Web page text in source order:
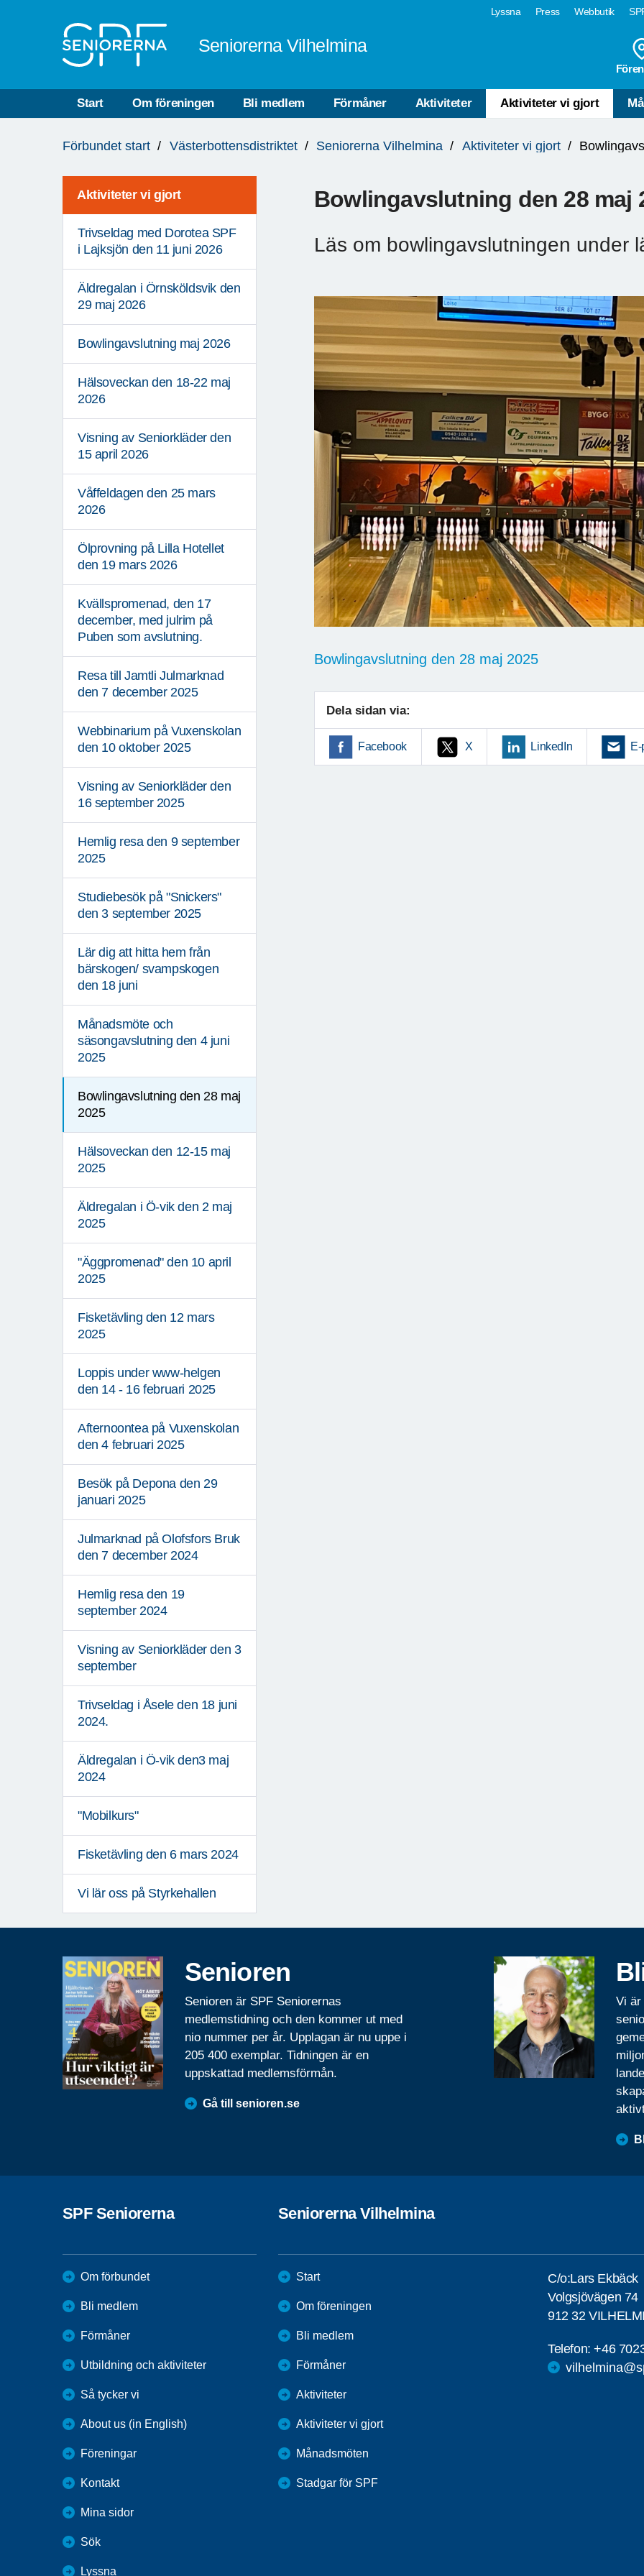
Lyssna Press Webbutik
Seniorerna Vilhelmina
Start Om föreningen Bli medlem Förmåner Aktiviteter Aktiviteter vi gjort
är
Förbundet start Västerbottensdistriktet Seniorerna Vilhelmina Aktiviteter vi gjort
Aktiviteter vi gjort
Trivseldag med Dorotea SPF
i Lajksjön den 11 juni 2026
Äldregalan i Örnsköldsvik den
29 maj 2026
Bowlingavslutning maj 2026
Hälsoveckan den 18-22 maj
2026
Visning av Seniorkläder den
15 april 2026
Våffeldagen den 25 mars
2026
Ölprovning på Lilla Hotellet
den 19 mars 2026
Kvällspromenad, den 17
december, med julrim på
Puben som avslutning.
Resa till Jamtli Julmarknad
den 7 december 2025
Webbinarium på Vuxenskolan
den 10 oktober 2025
Visning av Seniorkläder den
16 september 2025
Hemlig resa den 9 september
2025
Studiebesök på "Snickers"
den 3 september 2025
Lär dig att hitta hem från
bärskogen/ svampskogen
den 18 juni
Månadsmöte och
säsongavslutning den 4 juni
2025
Bowlingavslutning den 28 maj
2025
Hälsoveckan den 12-15 maj
2025
Äldregalan i Ö-vik den 2 maj
2025
"Äggpromenad" den 10 april
2025
Fisketävling den 12 mars
2025
Loppis under www-helgen
den 14 - 16 februari 2025
Afternoontea på Vuxenskolan
den 4 februari 2025
Besök på Depona den 29
januari 2025
Julmarknad på Olofsfors Bruk
den 7 december 2024
Hemlig resa den 19
september 2024
Visning av Seniorkläder den 3
september
Trivseldag i Åsele den 18 juni
2024.
Äldregalan i Ö-vik den3 maj
2024
"Mobilkurs"
Fisketävling den 6 mars 2024
Vi lär oss på Styrkehallen
Bowlingavslutning den 28 maj
Läs om bowlingavslutningen under
Bowlingavslutning den 28 maj 2025
Dela sidan via:
Facebook X LinkedIn
Senioren
Senioren är SPF Seniorernas
medlemstidning och den kommer ut med
nio nummer per år. Upplagan är nu uppe i
205 400 exemplar. Tidningen är en
uppskattad medlemsförmån.
Gå till senioren.se
Vi är
SPF Seniorerna
Om förbundet
Bli medlem
Förmåner
Utbildning och aktiviteter
Så tycker vi
About us (in English)
Föreningar
Kontakt
Mina sidor
Sök
Lyssna
Seniorerna Vilhelmina
Start
Om föreningen
Bli medlem
Förmåner
Aktiviteter
Aktiviteter vi gjort
Månadsmöten
Stadgar för SPF
C/o:Lars Ekbäck
Volgsjövägen 74
912 32
Telefon:+46